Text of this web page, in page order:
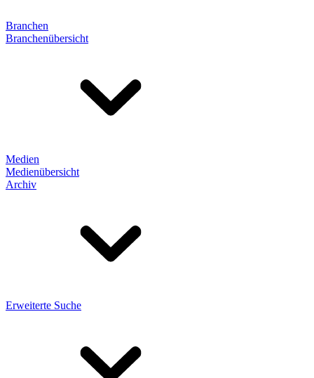
Branchen
Branchenübersicht
Medien
Medienübersicht
Archiv
Erweiterte Suche